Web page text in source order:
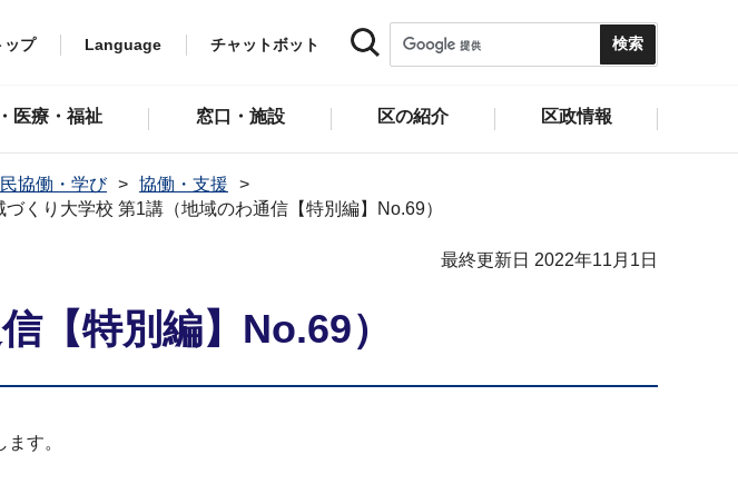
ップ Language チャットボット
医療・福祉 窓口・施設 区の紹介 区政情報
協働・学び
協働・支援
づくり大学校 第1講（地域のわ通信【特別編】No.69）
最終更新日 2022年11月1日
【特別編】No.69）
す。